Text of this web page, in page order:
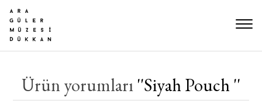
Ürün yorumları Siyah Pouch